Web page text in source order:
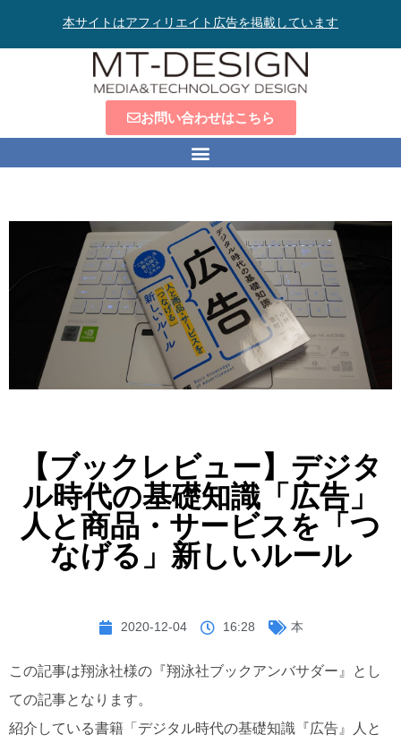
本サイトはアフィリエイト広告を掲載しています
お問い合わせはこちら
【ブックレビュー】デジタ
ル時代の基礎知識「広告」
人と商品・サービスを「つ
なげる」新しいルール
2020-12-04 16:28 本
この記事は翔泳社様の『翔泳社ブックアンバサダー』とし
ての記事となります。
紹介している書籍「デジタル時代の基礎知識『広告』人と